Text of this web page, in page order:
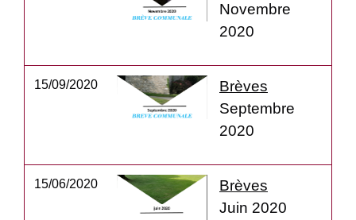
Novembre
2020
15/09/2020
Brèves
Septembre
2020
15/06/2020
Brèves
Juin 2020